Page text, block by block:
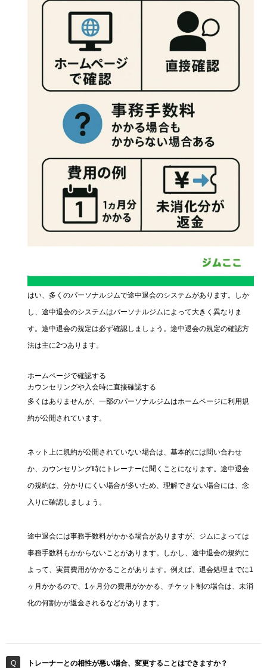
はい、多くのパーソナルジムで途中退会のシステムがあります。しか
し、途中退会のシステムはパーソナルジムによって大きく異なりま
す。途中退会の規定は必ず確認しましょう。途中退会の規定の確認方
法は主に2つあります。
ホームページで確認する
カウンセリングや入会時に直接確認する
多くはありませんが、一部のパーソナルジムはホームページに利用規
約が公開されています。
ネット上に規約が公開されていない場合は、基本的には問い合わせ
か、カウンセリング時にトレーナーに聞くことになります。途中退会
の規約は、分かりにくい場合が多いため、理解できない場合には、念
入りに確認しましょう。
途中退会には事務手数料がかかる場合がありますが、ジムによっては
事務手数料もかからないことがあります。しかし、途中退会の規約に
よって、実質費用がかかることがあります。例えば、退会処理までに1
ヶ月かかるので、1ヶ月分の費用がかかる、チケット制の場合は、未消
化の何割かが返金されるなどがあります。
トレーナーとの相性が悪い場合、変更することはできますか？